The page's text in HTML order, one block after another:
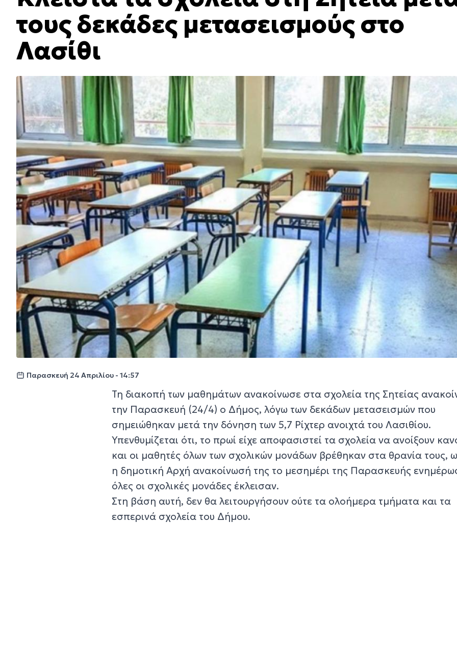
τους δεκάδες μετασεισμούς στο
Λασίθι
Παρασκευή 24 Απριλίου - 14:57
Τη διακοπή των μαθημάτων ανακοίνωσε στα σχολεία της Σητείας
την Παρασκευή (24/4) ο Δήμος, λόγω των δεκάδων μετασεισμών που
σημειώθηκαν μετά την δόνηση των 5,7 Ρίχτερ ανοιχτά του Λασιθίου.
Υπενθυμίζεται ότι, το πρωί είχε αποφασιστεί τα σχολεία να ανοίξουν
και οι μαθητές όλων των σχολικών μονάδων βρέθηκαν στα θρανία τους,
η δημοτική Αρχή ανακοίνωσή της το μεσημέρι της Παρασκευής
όλες οι σχολικές μονάδες έκλεισαν.
Στη βάση αυτή, δεν θα λειτουργήσουν ούτε τα ολοήμερα τμήματα και τα
εσπερινά σχολεία του Δήμου.